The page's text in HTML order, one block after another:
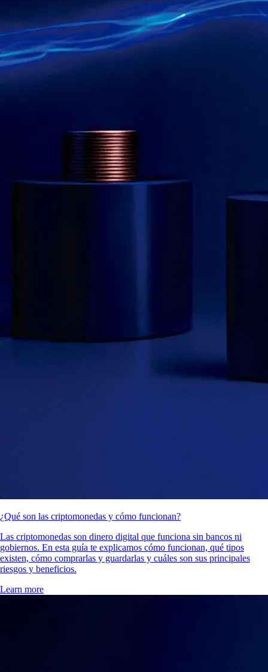
¿Qué son las criptomonedas y cómo funcionan?
Las criptomonedas son dinero digital que funciona sin bancos ni
gobiernos. En esta guía te explicamos cómo funcionan, qué tipos
existen, cómo comprarlas y guardarlas y cuáles son sus principales
riesgos y beneficios.
Learn more